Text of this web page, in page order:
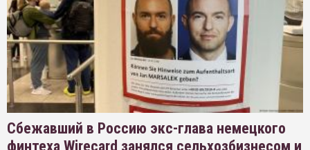
Сбежавший в Россию экс-глава немецкого
финтеха Wirecard занялся сельхозбизнесом и